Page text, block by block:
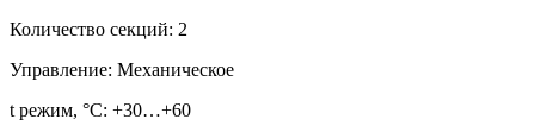
Количество секций: 2
Управление: Механическое
t режим, °С: +30…+60